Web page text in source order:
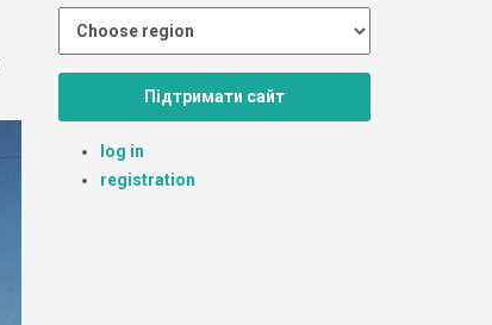
Підтримати сайт
log in
registration